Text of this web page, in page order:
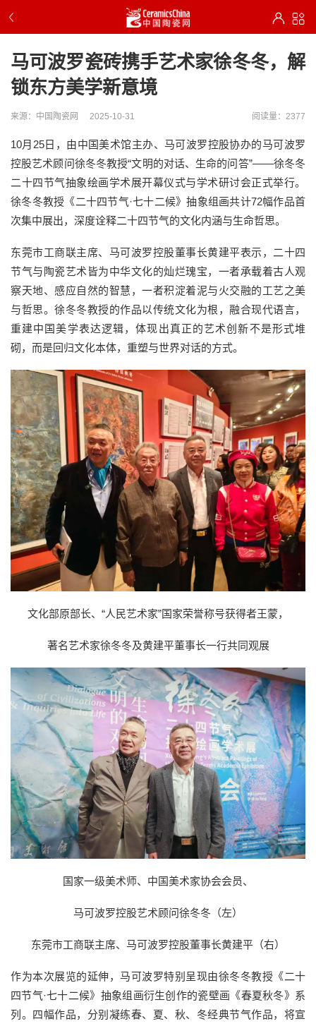
马可波罗瓷砖携手艺术家徐冬冬，解
锁东方美学新意境
来源：中国陶瓷网 2025-10-31 阅读量：2377
10月25日，由中国美术馆主办、马可波罗控股协办的马可波罗
控股艺术顾问徐冬冬教授“文明的对话、生命的问答”——徐冬冬
二十四节气抽象绘画学术展开幕仪式与学术研讨会正式举行。
徐冬冬教授《二十四节气·七十二候》抽象组画共计72幅作品首
次集中展出，深度诠释二十四节气的文化内涵与生命哲思。
东莞市工商联主席、马可波罗控股董事长黄建平表示，二十四
节气与陶瓷艺术皆为中华文化的灿烂瑰宝，一者承载着古人观
察天地、感应自然的智慧，一者积淀着泥与火交融的工艺之美
与哲思。徐冬冬教授的作品以传统文化为根，融合现代语言，
重建中国美学表达逻辑，体现出真正的艺术创新不是形式堆
砌，而是回归文化本体，重塑与世界对话的方式。
文化部原部长、“人民艺术家”国家荣誉称号获得者王蒙，
著名艺术家徐冬冬及黄建平董事长一行共同观展
国家一级美术师、中国美术家协会会员、
马可波罗控股艺术顾问徐冬冬（左）
东莞市工商联主席、马可波罗控股董事长黄建平（右）
作为本次展览的延伸，马可波罗特别呈现由徐冬冬教授《二十
四节气·七十二候》抽象组画衍生创作的瓷壁画《春夏秋冬》系
列。四幅作品，分别凝练春、夏、秋、冬经典节气作品，将宣